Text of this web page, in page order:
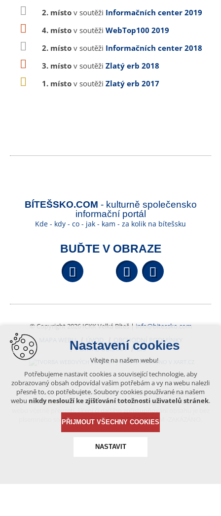
2. místo v soutěži Informačních center 2019
4. místo v soutěži WebTop100 2019
2. místo v soutěži Informačních center 2018
3. místo v soutěži Zlatý erb 2018
1. místo v soutěži Zlatý erb 2017
BÍTEŠSKO.COM - kulturně společensko
informační portál
Kde - kdy - co - jak - kam - za kolik na bítešsku
BUĎTE V OBRAZE
Facebook YouTube
© Copyright 2026 ICKK Velká Bíteš | info@bitessko.com
MAPA WEBU
ÚVOD
OBCHODNÍ PODMÍNKY
PORTÁL OBČANA
GIS
VYTVOŘENO V XART.CZ
Obsah tohoto portálu je chráněn autorským právem, které
vykonává vydavatel. Jakékoliv užití článků a fotografií z této podoby
písemného souhlasu vydavatele – BÍTEŠSKO.COM -ZAKÁZÁNO.
Nastavení cookies
Vítejte na našem webu!
Potřebujeme nastavit cookies a související technologie, aby
zobrazovaný obsah odpovídal vašim potřebám a vy na webu nalezli
přesně to, co potřebujete. Soubory cookies používané na našem
webu nikdy neslouží ke zjišťování totožnosti uživatelů stránek.
PŘIJMOUT VŠECHNY COOKIES
NASTAVIT